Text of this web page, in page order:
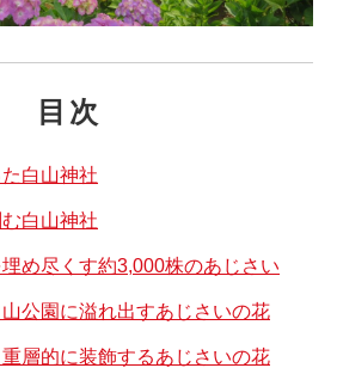
目次
白山神社
白山神社
め尽くす約3,000株のあじさい
公園に溢れ出すあじさいの花
層的に装飾するあじさいの花